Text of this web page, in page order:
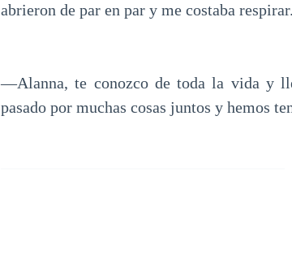
abrieron de par en par y me costaba respirar.
—Alanna, te conozco de toda la vida y
pasado por muchas cosas juntos y hemos